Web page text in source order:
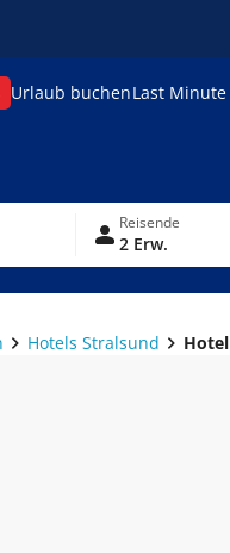
Urlaub buchenLast Minute
Reisende
2 Erw.
Hotels Stralsund